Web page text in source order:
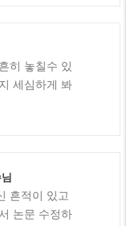
히 놓칠수 있
세심하게 봐
흔적이 있고
논문 수정하